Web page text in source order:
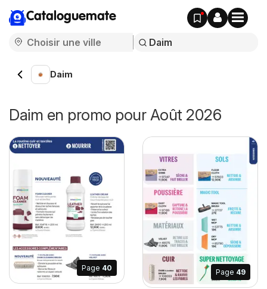
Cataloguemate
Daim
Daim en promo pour Août 2026
Page 40 Page 49